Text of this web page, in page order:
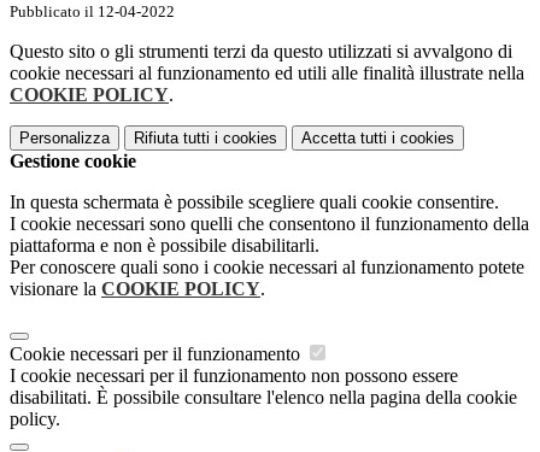
Pubblicato il 12-04-2022
Questo sito o gli strumenti terzi da questo utilizzati si avvalgono di
cookie necessari al funzionamento ed utili alle finalità illustrate nella
COOKIE POLICY.
Personalizza Rifiuta tutti i cookies Accetta tutti i cookies
Gestione cookie
In questa schermata è possibile scegliere quali cookie consentire.
I cookie necessari sono quelli che consentono il funzionamento della
piattaforma e non è possibile disabilitarli.
Per conoscere quali sono i cookie necessari al funzionamento potete
visionare la COOKIE POLICY.
Cookie necessari per il funzionamento
I cookie necessari per il funzionamento non possono essere
disabilitati. È possibile consultare l'elenco nella pagina della cookie
policy.